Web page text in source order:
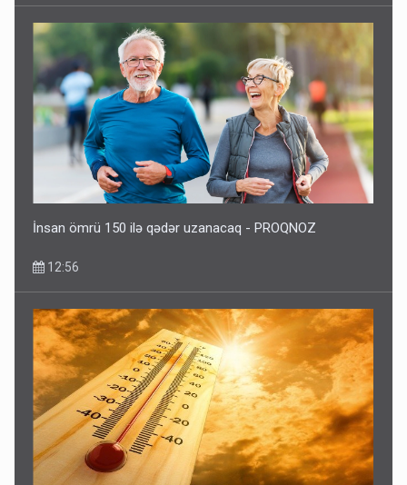
İnsan ömrü 150 ilə qədər uzanacaq - PROQNOZ
12:56